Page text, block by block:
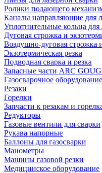
Ролики подающего
Каналы направляющие для
Уплотнительные кольца для
Дуговая строжка и
Воздушно-дуговая строжка
Экзотермическая резка
Подводная сварка и резка
Запасные части ARC
Газосварочное оборудование
Резаки
Горелки
Запчасти к резакам и
Редукторы
Газовые вентили для сварки
Рукава напорные
Баллоны для газосварки
Манометры
Машины газовой резки
Медицинское оборудование